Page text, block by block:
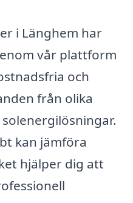
i Länghem har
vår plattform
och
från olika
kan jämföra
hjälper dig att